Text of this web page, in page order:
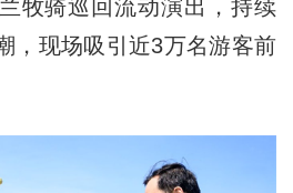
牧骑巡回流动演出，持续
，现场吸引近3万名游客前